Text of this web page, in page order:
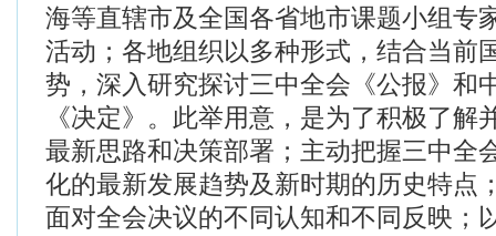
海等直辖市及全国各省地市课题小组专
活动；各地组织以多种形式，结合当前
势，深入研究探讨三中全会《公报》和
《决定》。此举用意，是为了积极了解
最新思路和决策部署；主动把握三中全
化的最新发展趋势及新时期的历史特点
面对全会决议的不同认知和不同反映；